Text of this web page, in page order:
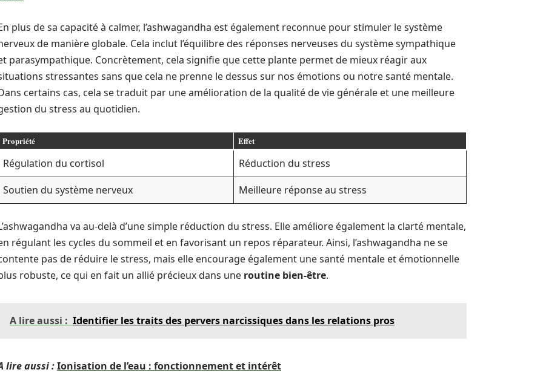
plus de sa capacité à calmer, l’ashwagandha est également reconnue pour stimuler le système
de manière globale. Cela inclut l’équilibre des réponses nerveuses du système sympathique
parasympathique. Concrètement, cela signifie que cette plante permet de mieux réagir aux
stressantes sans que cela ne prenne le dessus sur nos émotions ou notre santé mentale.
certains cas, cela se traduit par une amélioration de la qualité de vie générale et une meilleure
du stress au quotidien.
Propriété Effet
Régulation du cortisol
Réduction du stress
Soutien du système nerveux
Meilleure réponse au stress
va au-delà d’une simple réduction du stress. Elle améliore également la clarté mentale,
régulant les cycles du sommeil et en favorisant un repos réparateur. Ainsi, l’ashwagandha ne se
pas de réduire le stress, mais elle encourage également une santé mentale et émotionnelle
robuste, ce qui en fait un allié précieux dans une routine bien-être.
A lire aussi : Identifier les traits des pervers narcissiques dans les relations pros
lire aussi :Ionisation de l’eau : fonctionnement et intérêt